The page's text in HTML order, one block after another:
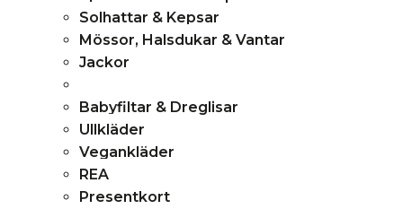
Solhattar & Kepsar
Mössor, Halsdukar & Vantar
Jackor
Babyfiltar & Dreglisar
Ullkläder
Vegankläder
REA
Presentkort